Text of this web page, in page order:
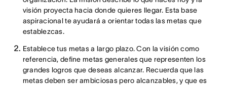
visión proyecta hacia donde quieres llegar. Esta base
aspiracional te ayudará a orientar todas las metas que
establezcas.
Establece tus metas a largo plazo. Con la visión como
referencia, define metas generales que representen los
grandes logros que deseas alcanzar. Recuerda que las
metas deben ser ambiciosas pero alcanzables, y que es